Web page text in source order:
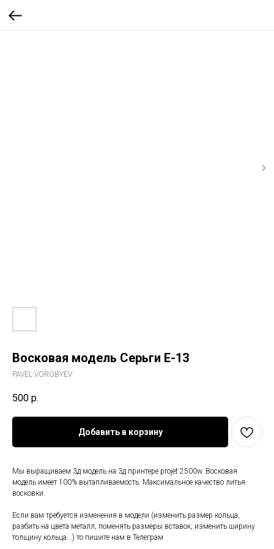
Восковая модель Серьги E-13
PAVEL VOROBYEV
500 р.
Добавить в корзину
Мы выращиваем 3д модель на 3д принтере projet 2500w. Восковая
модель имеет 100% вытапливаемость. Максимальное качество литья
восковки.
Если вам требуется изменения в модели (изменить размер кольца,
разбить на цвета металл, поменять размеры вставок, изменить ширину
толщину кольца...) то пишите нам в Телеграм